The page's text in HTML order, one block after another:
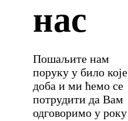
нас
Пошаљите нам
поруку у било које
доба и ми ћемо се
потрудити да Вам
одговоримо у року